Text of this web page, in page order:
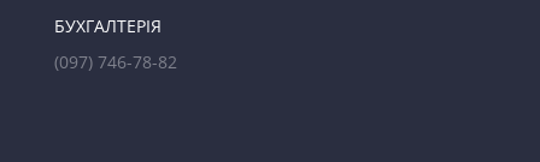
БУХГАЛТЕРІЯ
(097) 746-78-82